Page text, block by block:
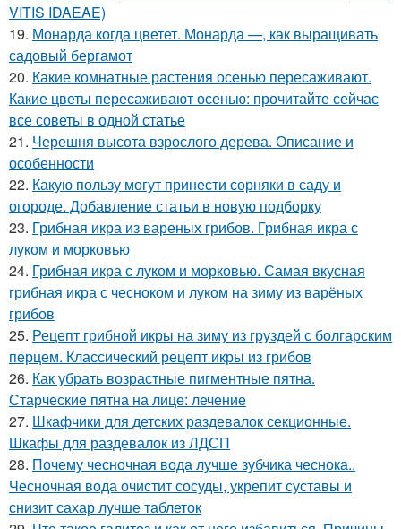
VITIS IDAEAE)
19. Монарда когда цветет. Монарда —, как выращивать
садовый бергамот
20. Какие комнатные растения осенью пересаживают.
Какие цветы пересаживают осенью: прочитайте сейчас
все советы в одной статье
21. Черешня высота взрослого дерева. Описание и
особенности
22. Какую пользу могут принести сорняки в саду и
огороде. Добавление статьи в новую подборку
23. Грибная икра из вареных грибов. Грибная икра с
луком и морковью
24. Грибная икра с луком и морковью. Самая вкусная
грибная икра с чесноком и луком на зиму из варёных
грибов
25. Рецепт грибной икры на зиму из груздей с болгарским
перцем. Классический рецепт икры из грибов
26. Как убрать возрастные пигментные пятна.
Старческие пятна на лице: лечение
27. Шкафчики для детских раздевалок секционные.
Шкафы для раздевалок из ЛДСП
28. Почему чесночная вода лучше зубчика чеснока..
Чесночная вода очистит сосуды, укрепит суставы и
снизит сахар лучше таблеток